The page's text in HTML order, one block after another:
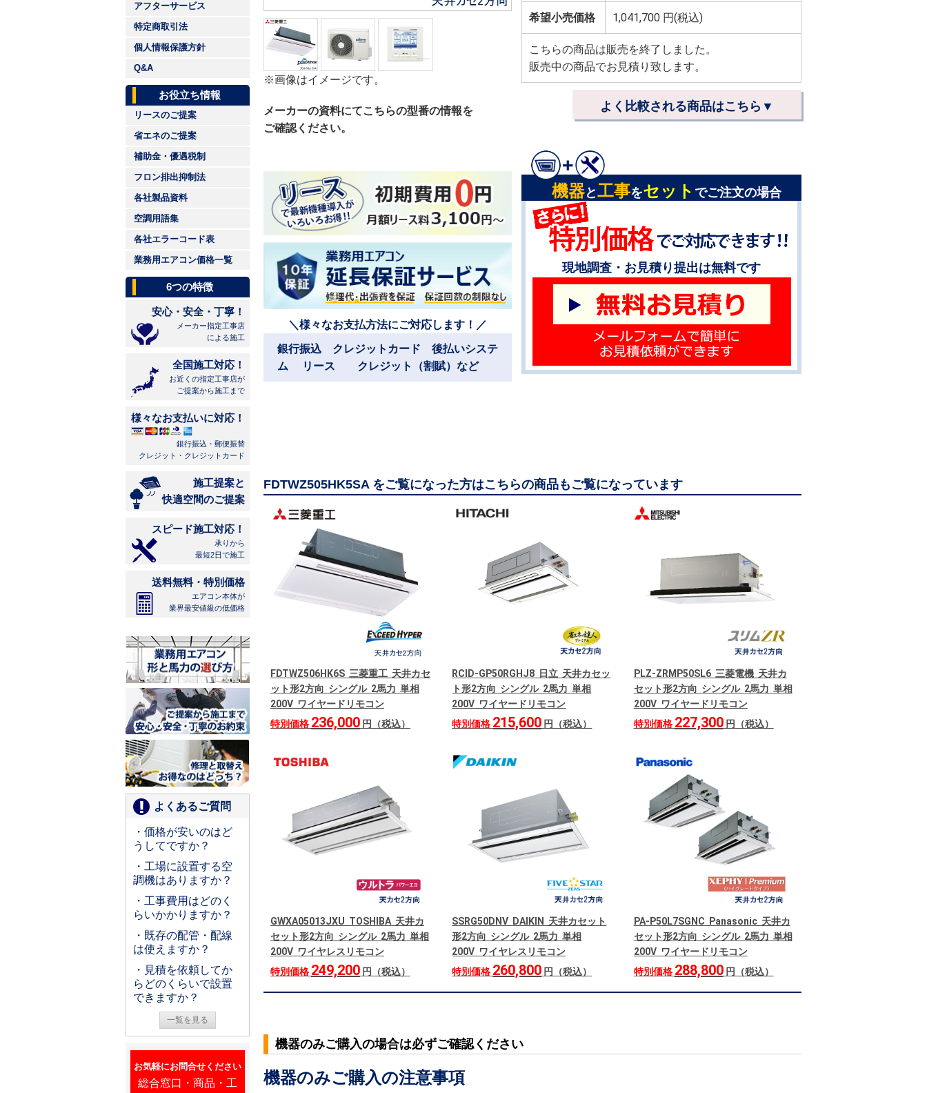
アフターサービス
特定商取引法
個人情報保護方針
Q&A
お役立ち情報
リースのご提案
省エネのご提案
補助金・優遇税制
フロン排出抑制法
各社製品資料
空調用語集
各社エラーコード表
業務用エアコン価格一覧
6つの特徴
安心・安全・丁寧！
メーカー指定工事店
による施工
全国施工対応！
お近くの指定工事店が
ご提案から施工まで
様々なお支払いに対応！
銀行振込・郵便振替
クレジット・クレジットカード
施工提案と
快適空間のご提案
スピード施工対応！
承りから
最短2日で施工
送料無料・特別価格
エアコン本体が
業界最安値級の低価格
よくあるご質問
・価格が安いのはど
うしてですか？
・工場に設置する空
調機はありますか？
・工事費用はどのく
らいかかりますか？
・既存の配管・配線
は使えますか？
・見積を依頼してか
らどのくらいで設置
できますか？
一覧を見る
お気軽にお問合せください
総合窓口・商品・工
※画像はイメージです。
メーカーの資料にてこちらの型番の情報を
ご確認ください。
希望小売価格 1,041,700 円(税込)
こちらの商品は販売を終了しました。
販売中の商品でお見積り致します。
よく比較される商品はこちら▼
＼様々なお支払方法にご対応します！／
銀行振込 クレジットカード 後払いシステ
ム リース クレジット（割賦）など
機器と工事をセット でご注文の場合
現地調査・お見積り提出は無料です
FDTWZ505HK5SA をご覧になった方はこちらの商品もご覧になっています
FDTWZ506HK6S 三菱重工 天井カセ
ット形2方向 シングル 2馬力 単相
200V ワイヤードリモコン
特別価格 236,000 円（税込）
RCID-GP50RGHJ8 日立 天井カセッ
ト形2方向 シングル 2馬力 単相
200V ワイヤードリモコン
特別価格 215,600 円（税込）
PLZ-ZRMP50SL6 三菱電機 天井カ
セット形2方向 シングル 2馬力 単相
200V ワイヤードリモコン
特別価格 227,300円（税込）
GWXA05013JXU TOSHIBA 天井カ
セット形2方向 シングル 2馬力 単相
200V ワイヤレスリモコン
特別価格 249,200 円（税込）
SSRG50DNV DAIKIN 天井カセット
形2方向 シングル 2馬力 単相
200V ワイヤレスリモコン
特別価格 260,800 円（税込）
PA-P50L7SGNC Panasonic 天井カ
セット形2方向 シングル 2馬力 単相
200V ワイヤードリモコン
特別価格 288,800円（税込）
機器のみご購入の場合は必ずご確認ください
機器のみご購入の注意事項